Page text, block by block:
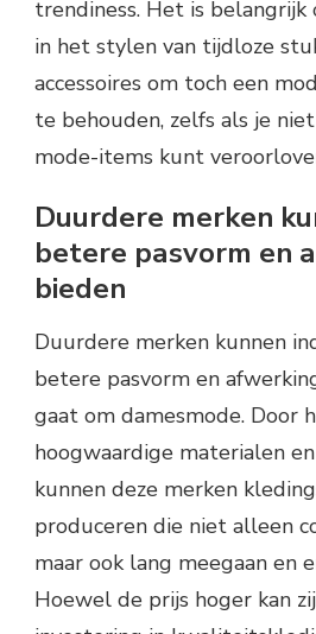
trendiness. Het is
in het stylen van tijdloze
accessoires om toch een
te behouden, zelfs als je
mode-items kunt
Duurdere merken
betere pasvorm en
bieden
Duurdere merken kunnen
betere pasvorm en
gaat om damesmode. Door
hoogwaardige materialen
kunnen deze merken
produceren die niet alleen
maar ook lang meegaan en
Hoewel de prijs hoger kan